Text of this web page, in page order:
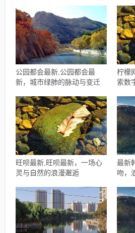
公园都会最新,公园都会最
新，城市绿肺的脉动与变迁
柠檬
索数
旺呗最新,旺呗最新，一场心
灵与自然的浪漫邂逅
最新
吻，